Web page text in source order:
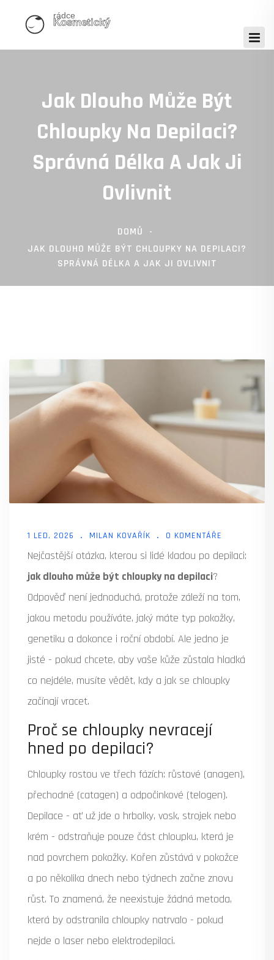
Jak Dlouho Může Být
Chloupky Na Depilaci?
Správná Délka A Jak Ji
Ovlivnit
DOMŮ
JAK DLOUHO MŮŽE BÝT CHLOUPKY NA DEPILACI?
SPRÁVNÁ DÉLKA A JAK JI OVLIVNIT
1 LED, 2026 MILAN KOVAŘÍK 0 KOMENTÁŘE
Nejčastější otázka, kterou si lidé kladou po depilaci:
jak dlouho může být chloupky na depilaci?
Odpověď není jednoduchá, protože záleží na tom,
jakou metodu používáte, jaký máte typ pokožky,
genetiku a dokonce i roční období. Ale jedno je
jisté - pokud chcete, aby vaše kůže zůstala hladká
co nejdéle, musíte vědět, kdy a jak se chloupky
začínají vracet.
Proč se chloupky nevracejí
hned po depilaci?
Chloupky rostou ve třech fázích: růstové (anagen),
přechodné (catagen) a odpočinkové (telogen).
Depilace - ať už jde o hrbolky, vosk, strojek nebo
krém - odstraňuje pouze část chloupku, která je
nad povrchem pokožky. Kořen zůstává v pokožce
a po několika dnech nebo týdnech začne znovu
růst. To znamená, že neexistuje žádná metoda,
která by odstranila chloupky natrvalo - pokud
nejde o laser nebo elektrodepilaci.